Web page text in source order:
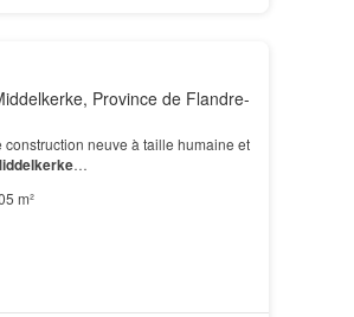
Province de Flandre-
neuve à taille humaine et
…
m²